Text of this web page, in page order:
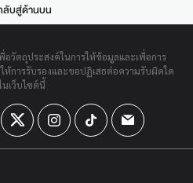
ลับสู่ด้านบน
วัตถุประสงค์ในการให้ข้อมูลและเพื่อการ
การรับรองและขอปฏิเสธต่อความรับผิดใด
นเว็บไซต์นี้